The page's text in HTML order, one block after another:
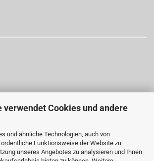
verwendet Cookies und andere
und ähnliche Technologien, auch von
Funktionsweise der Website zu
unseres Angebotes zu analysieren und Ihnen